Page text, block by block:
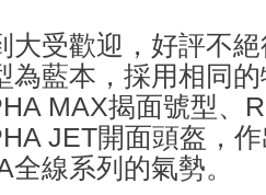
大受歡迎，好評不
為藍本，採用相同
MAX揭面號型、
JET開面頭盔，
線系列的氣勢。